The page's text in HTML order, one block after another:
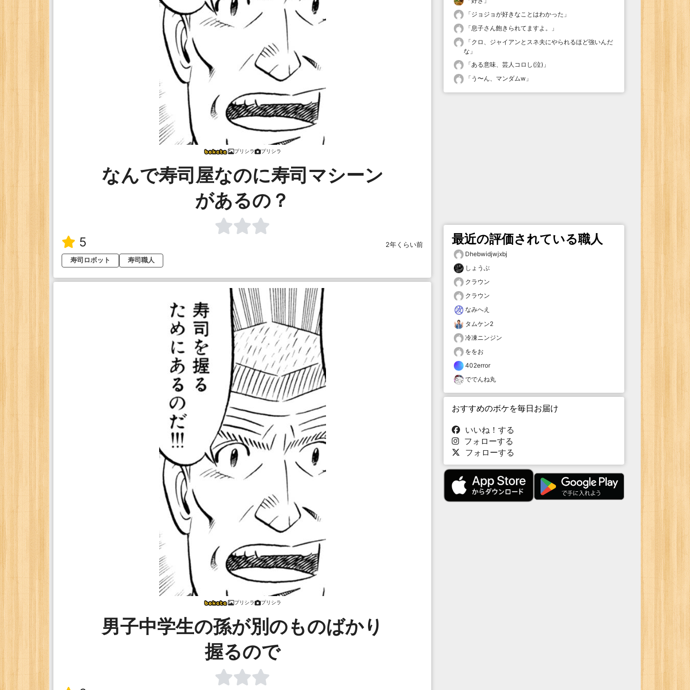
プリシラ プリシラ
なんで寿司屋なのに寿司マシーン
があるの？
5
2年くらい前
寿司ロボット
寿司職人
プリシラ プリシラ
男子中学生の孫が別のものばかり
握るので
「ジョジョが好きなことはわかった 」
「息子さん飽きられてますよ。
」
「クロ、ジャイアンとスネ夫にやられるほど強いんだ
な 」
「ある意味、芸人コロし(泣) 」
「 う〜ん、マンダムw 」
最近の評価されている職人
Dhebwidjwjxbj
しょうぶ
クラウン
クラウン
なみへえ
タムケン2
冷凍ニンジン
ををお
402error
ででんね丸
おすすめのボケを毎日お届け
いいね！する
フォローする
フォローする